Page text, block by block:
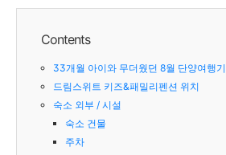
Contents
33개월 아이와 무더웠던 8월 단양여행기
드림스위트 키즈&패밀리펜션 위치
숙소 외부 / 시설
숙소 건물
주차